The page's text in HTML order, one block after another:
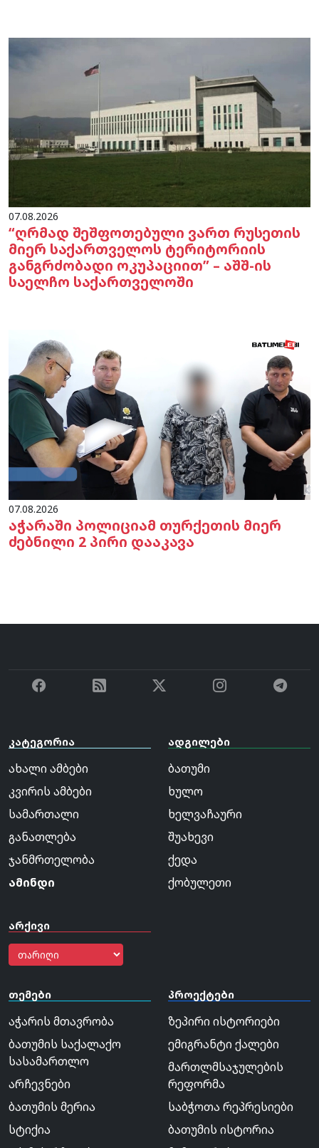
07.08.2026
“ღრმად შეშფოთებული ვართ რუსეთის
მიერ საქართველოს ტერიტორიის
განგრძობადი ოკუპაციით” – აშშ-ის
საელჩო საქართველოში
07.08.2026
აჭარაში პოლიციამ თურქეთის მიერ
ძებნილი 2 პირი დააკავა
კატეგორია
ახალი ამბები
კვირის ამბები
სამართალი
განათლება
ჯანმრთელობა
ამინდი
არქივი
ადგილები
ბათუმი
ხულო
ხელვაჩაური
შუახევი
ქედა
ქობულეთი
თემები
აჭარის მთავრობა
ბათუმის საქალაქო
სასამართლო
არჩევნები
ბათუმის მერია
სტიქია
პროექტები
ზეპირი ისტორიები
ემიგრანტი ქალები
მართლმსაჯულების
რეფორმა
საბჭოთა რეპრესიები
ბათუმის ისტორია